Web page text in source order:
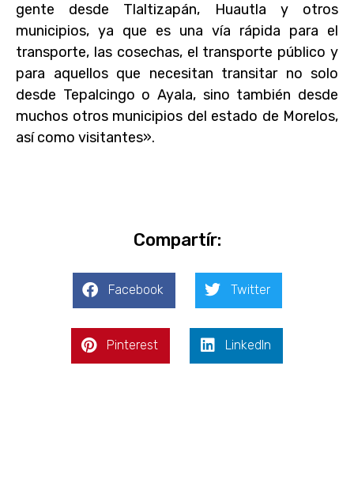
gente desde Tlaltizapán, Huautla y otros
municipios, ya que es una vía rápida para el
transporte, las cosechas, el transporte público y
para aquellos que necesitan transitar no solo
desde Tepalcingo o Ayala, sino también desde
muchos otros municipios del estado de Morelos,
así como visitantes».
Compartír:
Facebook Twitter
Pinterest LinkedIn